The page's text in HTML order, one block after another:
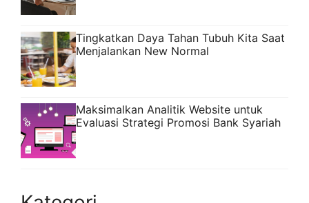
Tingkatkan Daya Tahan Tubuh Kita Saat
Menjalankan New Normal
Maksimalkan Analitik Website untuk
Evaluasi Strategi Promosi Bank Syariah